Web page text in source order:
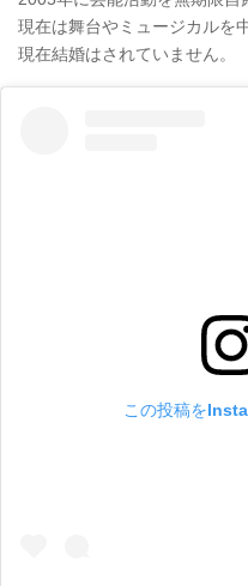
現在は舞台やミュージカルを
現在結婚はされていません。
この投稿を